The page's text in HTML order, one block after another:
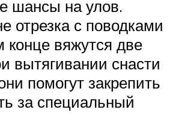
шансы на улов.
отрезка с поводками
конце вяжутся две
вытягивании снасти
помогут закрепить
за специальный